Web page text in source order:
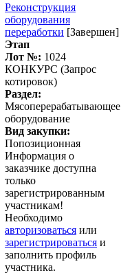
Реконструкция
оборудования
переработки [Завершен]
Этап
Лот №: 1024
КОНКУРС (Запрос
котировок)
Раздел:
Мясоперерабатывающее
оборудование
Вид закупки:
Попозиционная
Информация о
заказчике доступна
только
зарегистрированным
участникам!
Необходимо
авторизоваться или
зарегистрироваться и
заполнить профиль
участника.